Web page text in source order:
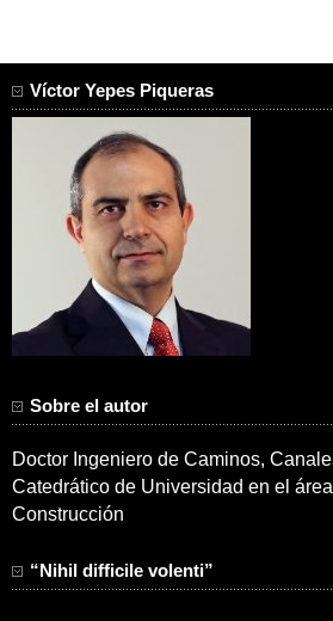
Víctor Yepes Piqueras
Sobre el autor
Doctor Ingeniero de Caminos,
Catedrático de Universidad en el
Construcción
“Nihil difficile volenti”